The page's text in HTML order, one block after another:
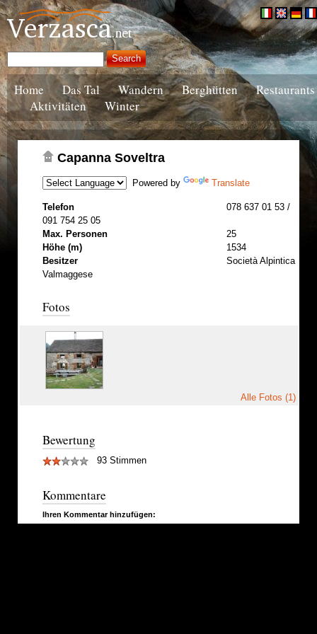
Home Das Tal Wandern Berghütten
Restaurants
Aktivitäten
Winter
Capanna Soveltra
Powered by Translate
Telefon
078 637 01 53 /
091 754 25 05
Max. Personen
25
Höhe (m)
1534
Besitzer
Società Alpintica
Valmaggese
Fotos
Alle Fotos (1)
Bewertung
93 Stimmen
Kommentare
Ihren Kommentar hinzufügen: